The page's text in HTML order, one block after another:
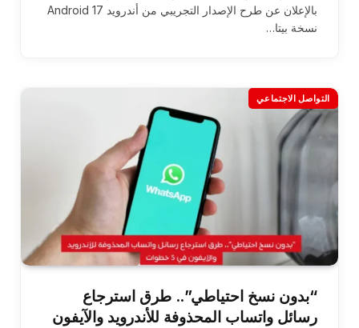
بالإعلان عن طرح الإصدار التجريبي من أندرويد Android 17
نسخة بيتا…
التواصل الاجتماعي
“بدون نسخ احتياطي”.. طرق استرجاع
رسائل واتساب المحذوفة للأندرويد والآيفون